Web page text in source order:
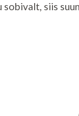
sobivalt, siis